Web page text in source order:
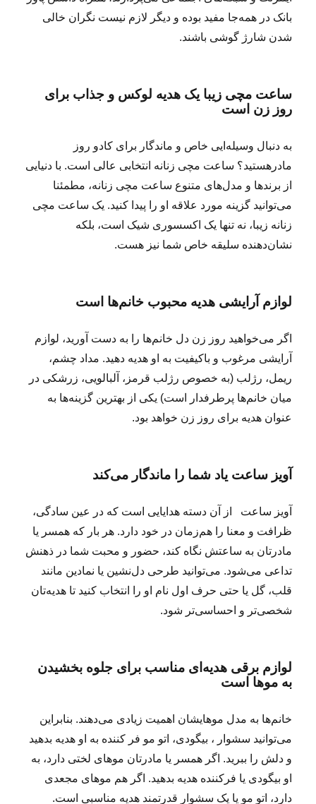
بانک در همه‌جا مفید بوده و دیگر لازم نیست نگران خالی
شدن شارژ گوشی باشند.
ساعت مچی زیبا یک هدیه لوکس و جذاب برای
روز زن است
به دنبال وسیله‌ایی خاص و ماندگار برای کادو روز
مادرهستید؟ ساعت مچی زنانه انتخابی عالی است. با دنیایی
از برندها و مدل‌های متنوع ساعت مچی زنانه، مطمئنا
می‌توانید گزینه مورد علاقه او را پیدا کنید. یک ساعت مچی
زنانه زیبا، نه تنها یک اکسسوری شیک است، بلکه
نشان‌دهنده سلیقه خاص شما نیز هست.
لوازم آرایشی هدیه محبوب خانم‌ها است
اگر می‌خواهید روز زن دل خانم‌ها را به دست آورید، لوازم
آرایشی مرغوب و باکیفیت به او هدیه دهید. مداد چشم،
ریمل، رژلب (به خصوص رژلب قرمز، آلبالویی، زرشکی در
میان خانم‌ها پرطرفدار است) یکی از بهترین گزینه‌ها به
عنوان هدیه برای روز زن خواهد بود.
آویز ساعت یاد شما را ماندگار می‌کند
آویز ساعت از آن دسته هدایایی است که در عین سادگی،
ظرافت و معنا را هم‌زمان در خود دارد. هر بار که همسر یا
مادرتان به ساعتش نگاه کند، حضور و محبت شما در ذهنش
تداعی می‌شود. می‌توانید طرحی دل‌نشین یا نمادین مانند
قلب، گل یا حتی حرف اول نام او را انتخاب کنید تا هدیه‌تان
شخصی‌تر و احساسی‌تر شود.
لوازم برقی هدیه‌ای مناسب برای جلوه بخشیدن
به موها است
خانم‌ها به مدل موهایشان اهمیت زیادی می‌دهند. بنابراین
می‌توانید سشوار ، بیگودی، اتو مو فر کننده به او هدیه بدهید
و دلش را ببرید. اگر همسر یا مادرتان موهای لختی دارد، به
او بیگودی یا فرکننده هدیه بدهید. اگر هم موهای مجعدی
دارد، اتو مو یا یک سشوار قدرتمند هدیه مناسبی است.